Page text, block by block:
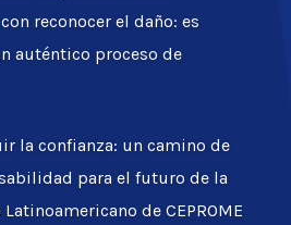
reconocer el daño: es
auténtico proceso de
la confianza: un camino de
para el futuro de la
de CEPROME